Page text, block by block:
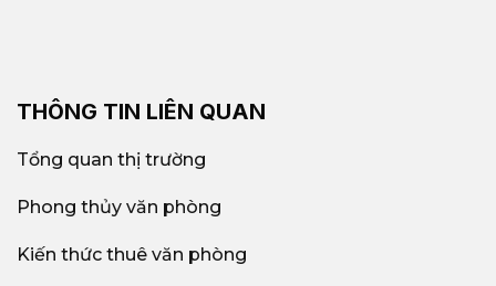
THÔNG TIN LIÊN QUAN
Tổng quan thị trường
Phong thủy văn phòng
Kiến thức thuê văn phòng